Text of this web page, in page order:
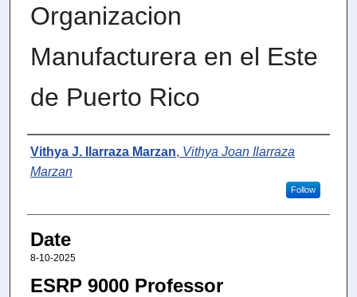
Organizacion
Manufacturera en el Este
de Puerto Rico
Author
Vithya J. Ilarraza Marzan, Vithya Joan Ilarraza
Marzan
Follow
Date
8-10-2025
ESRP 9000 Professor